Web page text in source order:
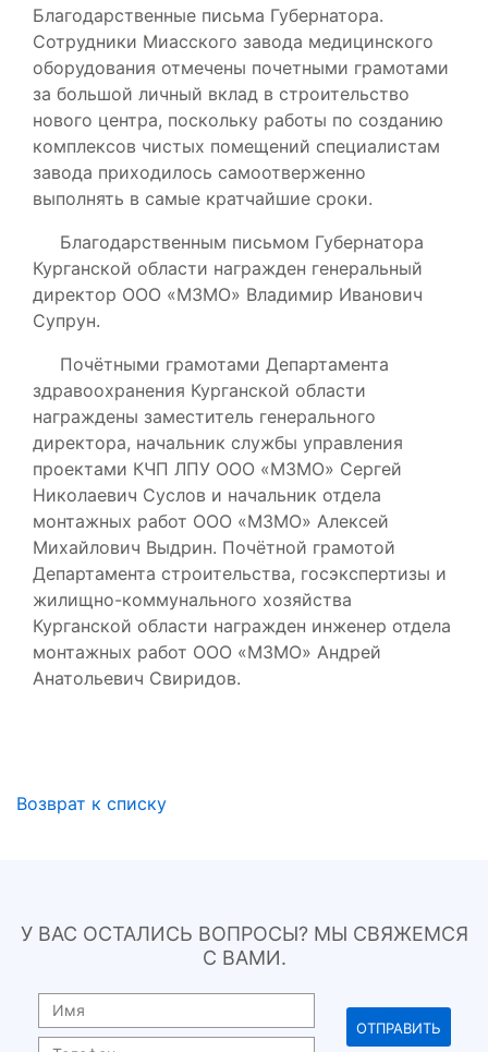
Благодарственные письма Губернатора.
Сотрудники Миасского завода медицинского
оборудования отмечены почетными грамотами
за большой личный вклад в строительство
нового центра, поскольку работы по созданию
комплексов чистых помещений специалистам
завода приходилось самоотверженно
выполнять в самые кратчайшие сроки.
Благодарственным письмом Губернатора
Курганской области награжден генеральный
директор ООО «МЗМО» Владимир Иванович
Супрун.
Почётными грамотами Департамента
здравоохранения Курганской области
награждены заместитель генерального
директора, начальник службы управления
проектами КЧП ЛПУ ООО «МЗМО» Сергей
Николаевич Суслов и начальник отдела
монтажных работ ООО «МЗМО» Алексей
Михайлович Выдрин. Почётной грамотой
Департамента строительства, госэкспертизы и
жилищно-коммунального хозяйства
Курганской области награжден инженер отдела
монтажных работ ООО «МЗМО» Андрей
Анатольевич Свиридов.
Возврат к списку
У ВАС ОСТАЛИСЬ ВОПРОСЫ? МЫ СВЯЖЕМСЯ
С ВАМИ.